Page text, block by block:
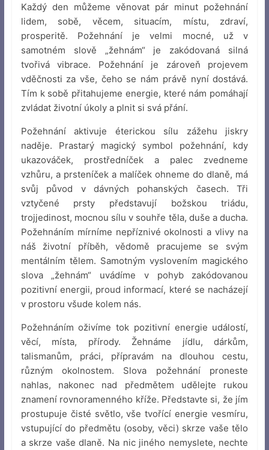
Každý den můžeme věnovat pár minut požehnání
lidem, sobě, věcem, situacím, místu, zdraví,
prosperitě. Požehnání je velmi mocné, už v
samotném slově „žehnám“ je zakódovaná silná
tvořivá vibrace. Požehnání je zároveň projevem
vděčnosti za vše, čeho se nám právě nyní dostává.
Tím k sobě přitahujeme energie, které nám pomáhají
zvládat životní úkoly a plnit si svá přání.
Požehnání aktivuje éterickou sílu zážehu jiskry
naděje. Prastarý magický symbol požehnání, kdy
ukazováček, prostředníček a palec zvedneme
vzhůru, a prsteníček a malíček ohneme do dlaně, má
svůj původ v dávných pohanských časech. Tři
vztyčené prsty představují božskou triádu,
trojjedinost, mocnou sílu v souhře těla, duše a ducha.
Požehnáním mírníme nepříznivé okolnosti a vlivy na
náš životní příběh, vědomě pracujeme se svým
mentálním tělem. Samotným vyslovením magického
slova „žehnám“ uvádíme v pohyb zakódovanou
pozitivní energii, proud informací, které se nacházejí
v prostoru všude kolem nás.
Požehnáním oživíme tok pozitivní energie událostí,
věcí, místa, přírody. Žehnáme jídlu, dárkům,
talismanům, práci, přípravám na dlouhou cestu,
různým okolnostem. Slova požehnání proneste
nahlas, nakonec nad předmětem udělejte rukou
znamení rovnoramenného kříže. Představte si, že jím
prostupuje čisté světlo, vše tvořící energie vesmíru,
vstupující do předmětu (osoby, věci) skrze vaše tělo
a skrze vaše dlaně. Na nic jiného nemyslete, nechte